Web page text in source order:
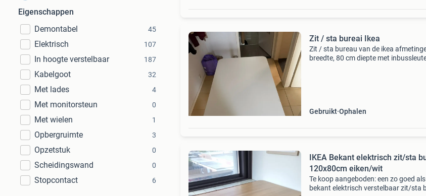
Eigenschappen
Demontabel
45
Elektrisch 107
In hoogte verstelbaar 187
Kabelgoot 32
Met lades 4
Met monitorsteun 0
Met wielen 1
Opbergruimte 3
Opzetstuk 0
Scheidingswand 0
Stopcontact 6
Zit / sta bureai Ikea
Zit / sta bureau van de ikea
breedte, 80 cm diepte met
Gebruikt Ophalen
IKEA Bekant elektrisch zit/sta
120x80cm eiken/wit
Te koop aangeboden: een zo goed
bekant elektrisch verstelbaar zit/sta